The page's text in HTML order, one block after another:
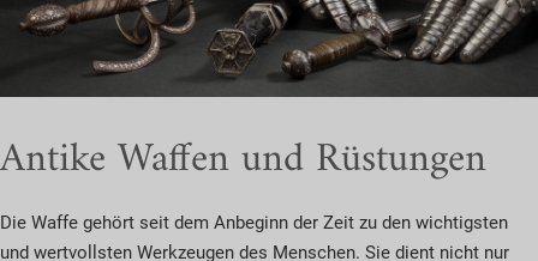
Antike Waffen und Rüstungen
Die Waffe gehört seit dem Anbeginn der Zeit zu den wichtigsten
und wertvollsten Werkzeugen des Menschen. Sie dient nicht nur